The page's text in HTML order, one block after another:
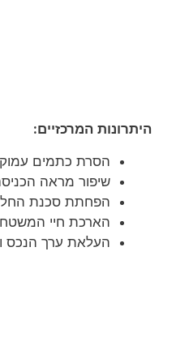
היתרונות המרכזיים:
הסרת כתמים
שיפור מראה
הפחתת סכנת
הארכת חיי המשטח
העלאת ערך הנכס